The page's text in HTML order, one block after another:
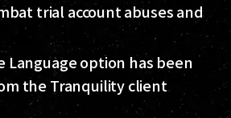
trial account abuses and
Language option has been
the Tranquility client